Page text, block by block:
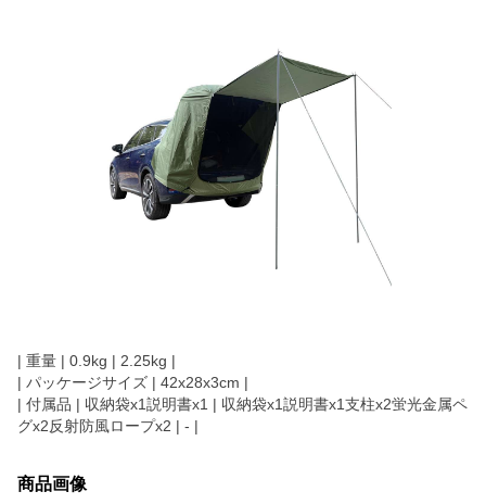
| 重量 | 0.9kg | 2.25kg |
| パッケージサイズ | 42x28x3cm |
| 付属品 | 収納袋x1説明書x1 | 収納袋x1説明書x1支柱x2蛍光金属ペ
グx2反射防風ロープx2 | - |
商品画像